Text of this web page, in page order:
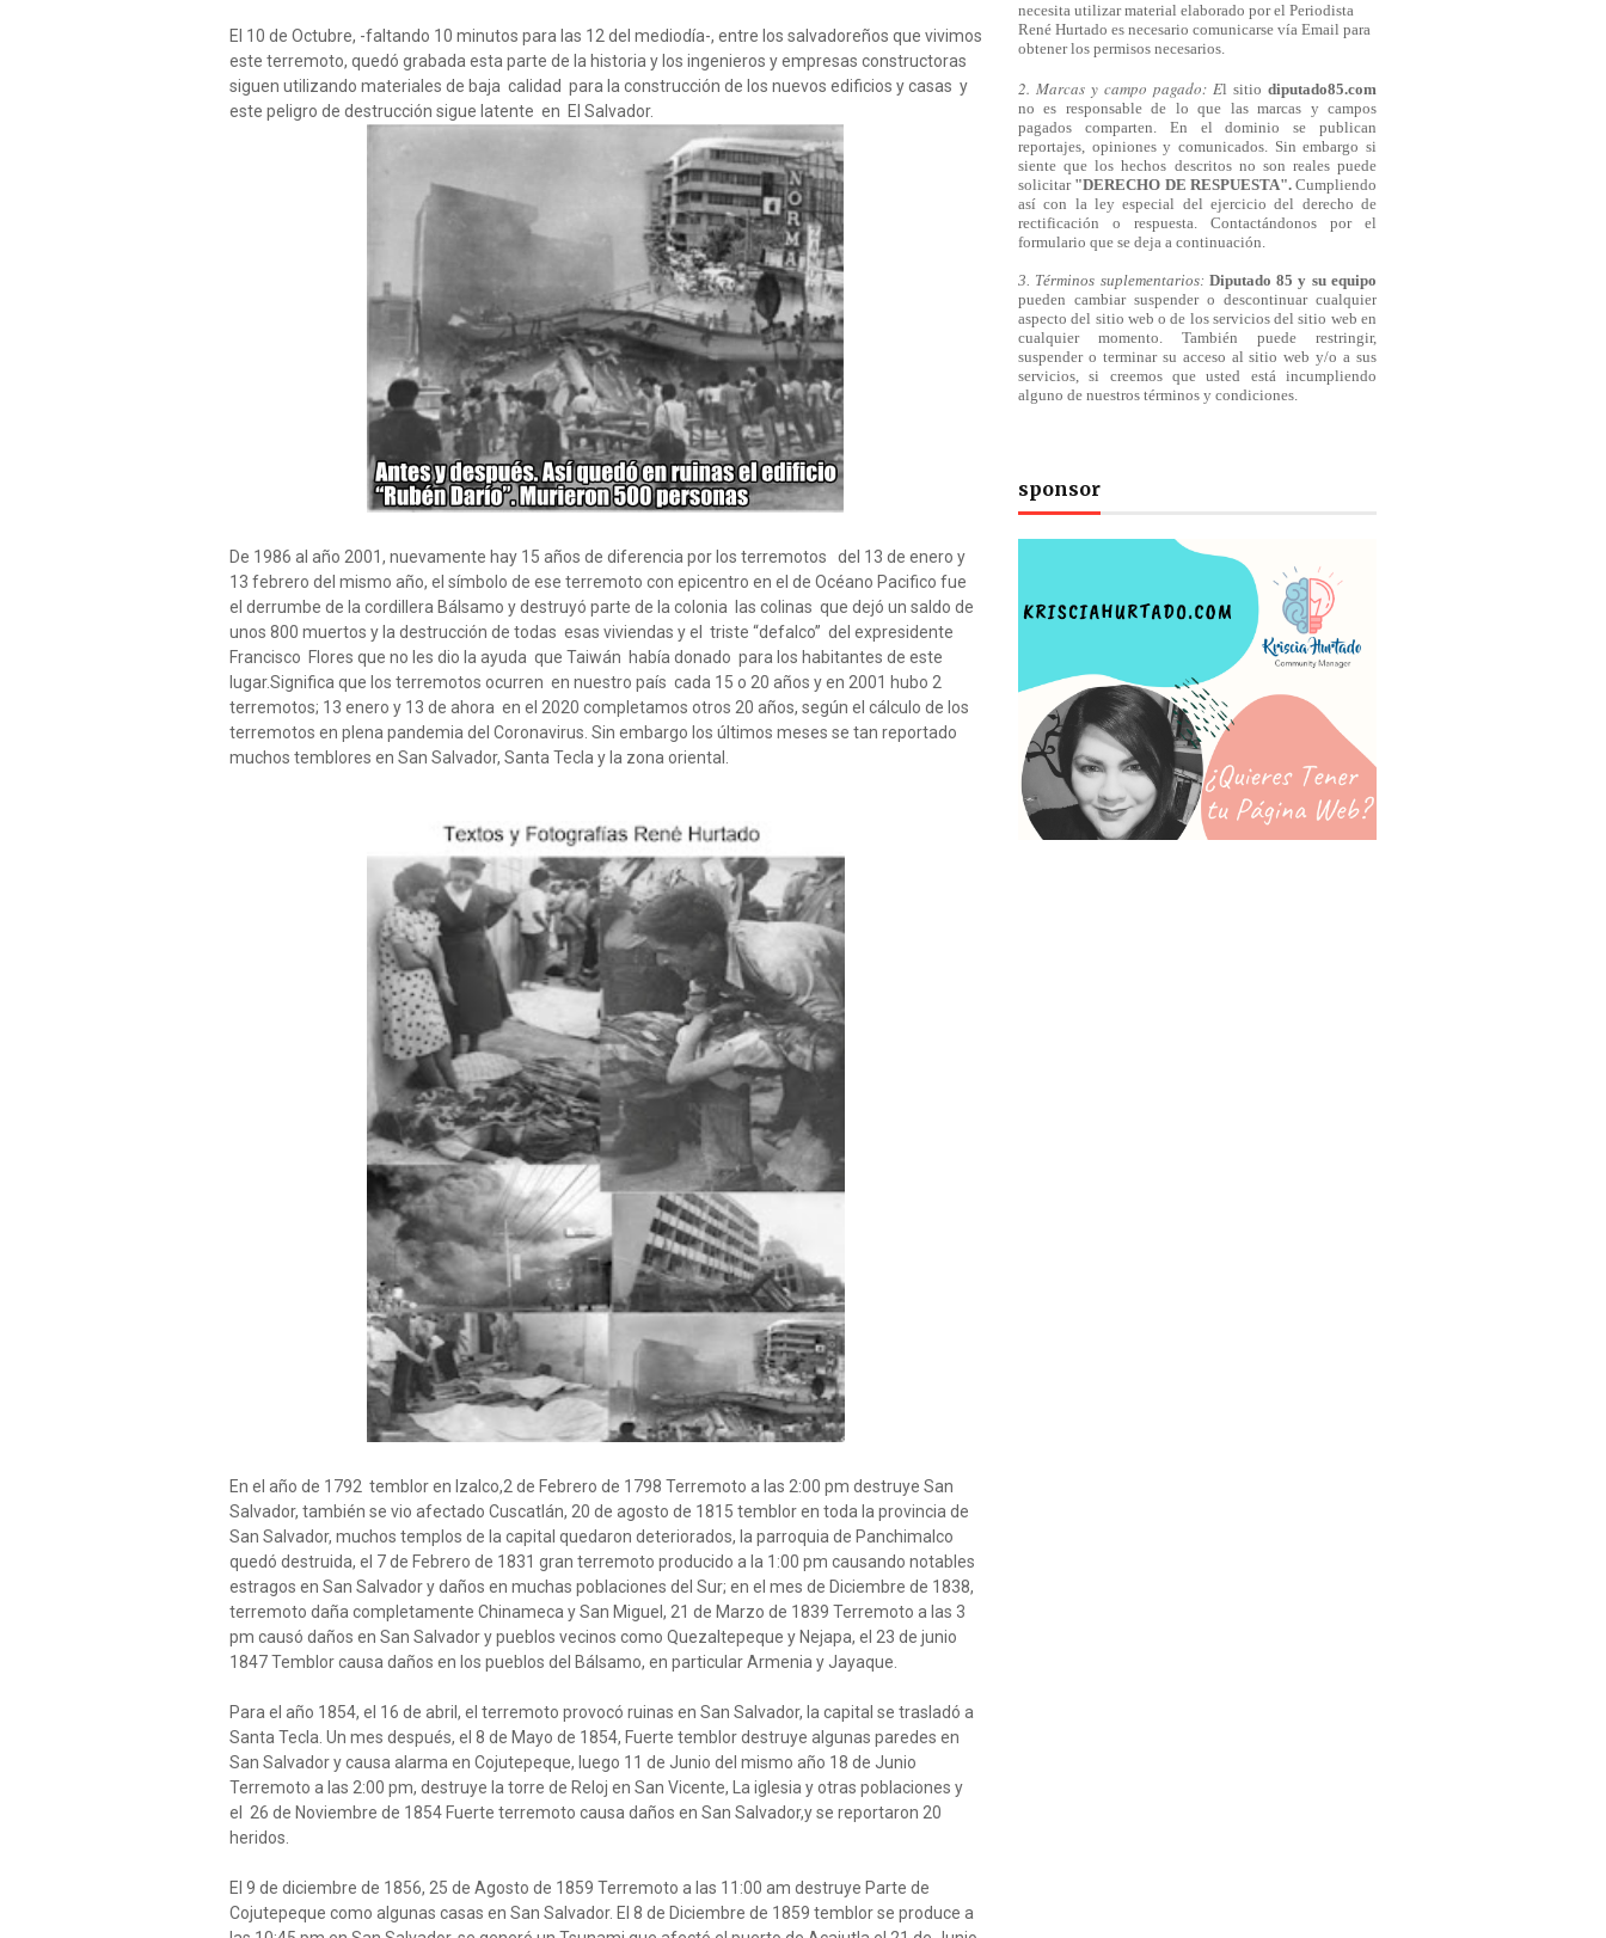
El 10 de Octubre, -faltando 10 minutos para las 12 del mediodía-, entre los salvadoreños que vivimos
este terremoto, quedó grabada esta parte de la historia y los ingenieros y empresas constructoras
siguen utilizando materiales de baja calidad para la construcción de los nuevos edificios y casas y
este peligro de destrucción sigue latente en El Salvador.
De 1986 al año 2001, nuevamente hay 15 años de diferencia por los terremotos del 13 de enero y
13 febrero del mismo año, el símbolo de ese terremoto con epicentro en el de Océano Pacifico fue
el derrumbe de la cordillera Bálsamo y destruyó parte de la colonia las colinas que dejó un saldo de
unos 800 muertos y la destrucción de todas esas viviendas y el triste “defalco” del expresidente
Francisco Flores que no les dio la ayuda que Taiwán había donado para los habitantes de este
lugar.Significa que los terremotos ocurren en nuestro país cada 15 o 20 años y en 2001 hubo 2
terremotos; 13 enero y 13 de ahora en el 2020 completamos otros 20 años, según el cálculo de los
terremotos en plena pandemia del Coronavirus. Sin embargo los últimos meses se tan reportado
muchos temblores en San Salvador, Santa Tecla y la zona oriental.
En el año de 1792 temblor en Izalco,2 de Febrero de 1798 Terremoto a las 2:00 pm destruye San
Salvador, también se vio afectado Cuscatlán, 20 de agosto de 1815 temblor en toda la provincia de
San Salvador, muchos templos de la capital quedaron deteriorados, la parroquia de Panchimalco
quedó destruida, el 7 de Febrero de 1831 gran terremoto producido a la 1:00 pm causando notables
estragos en San Salvador y daños en muchas poblaciones del Sur; en el mes de Diciembre de 1838,
terremoto daña completamente Chinameca y San Miguel, 21 de Marzo de 1839 Terremoto a las 3
pm causó daños en San Salvador y pueblos vecinos como Quezaltepeque y Nejapa, el 23 de junio
1847 Temblor causa daños en los pueblos del Bálsamo, en particular Armenia y Jayaque.
Para el año 1854, el 16 de abril, el terremoto provocó ruinas en San Salvador, la capital se trasladó a
Santa Tecla. Un mes después, el 8 de Mayo de 1854, Fuerte temblor destruye algunas paredes en
San Salvador y causa alarma en Cojutepeque, luego 11 de Junio del mismo año 18 de Junio
Terremoto a las 2:00 pm, destruye la torre de Reloj en San Vicente, La iglesia y otras poblaciones y
el 26 de Noviembre de 1854 Fuerte terremoto causa daños en San Salvador,y se reportaron 20
heridos.
El 9 de diciembre de 1856, 25 de Agosto de 1859 Terremoto a las 11:00 am destruye Parte de
Cojutepeque como algunas casas en San Salvador. El 8 de Diciembre de 1859 temblor se produce a
necesita utilizar material elaborado por el Periodista
René Hurtado es necesario comunicarse vía Email para
obtener los permisos necesarios.
2. Marcas y campo pagado: El sitio diputado85.com
no es responsable de lo que las marcas y campos
pagados comparten. En el dominio se publican
reportajes, opiniones y comunicados. Sin embargo si
siente que los hechos descritos no son reales puede
solicitar "DERECHO DE RESPUESTA".Cumpliendo
así con la ley especial del ejercicio del derecho de
rectificación o respuesta. Contactándonos por el
formulario que se deja a continuación.
3. Términos suplementarios: Diputado 85 y su equipo
pueden cambiar suspender o descontinuar cualquier
aspecto del sitio web o de los servicios del sitio web en
cualquier momento. También puede restringir,
suspender o terminar su acceso al sitio web y/o a sus
servicios, si creemos que usted está incumpliendo
alguno de nuestros términos y condiciones.
sponsor